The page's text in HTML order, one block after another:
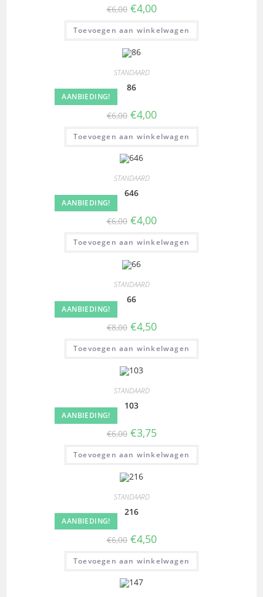
€6,00 €4,00
Toevoegen aan winkelwagen
AANBIEDING!
STANDAARD
86
€6,00 €4,00
Toevoegen aan winkelwagen
AANBIEDING!
STANDAARD
646
€6,00 €4,00
Toevoegen aan winkelwagen
AANBIEDING!
STANDAARD
66
€8,00 €4,50
Toevoegen aan winkelwagen
AANBIEDING!
STANDAARD
103
€6,00 €3,75
Toevoegen aan winkelwagen
AANBIEDING!
STANDAARD
216
€6,00 €4,50
Toevoegen aan winkelwagen